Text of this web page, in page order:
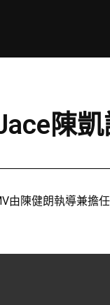
陳
由陳健朗執導兼擔